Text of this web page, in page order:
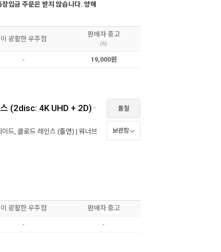
입금 주문은 받지 않습니다. 양해
이 광활한 우주점
판매자 중고
(6)
- 19,000원
(2disc: 4K UHD + 2D) -
이드, 클로드 레인스 (출연) | 워너브
품절
보관함
이 광활한 우주점 판매자 중고
- -